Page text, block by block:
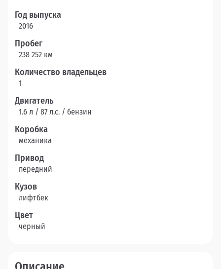
Год выпуска
2016
Пробег
238 252 км
Количество владельцев
1
Двигатель
1.6 л / 87 л.c. / бензин
Коробка
механика
Привод
передний
Кузов
лифтбек
Цвет
черный